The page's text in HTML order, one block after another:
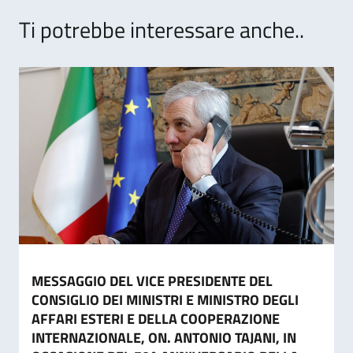
Ti potrebbe interessare anche..
MESSAGGIO DEL VICE PRESIDENTE DEL
CONSIGLIO DEI MINISTRI E MINISTRO DEGLI
AFFARI ESTERI E DELLA COOPERAZIONE
INTERNAZIONALE, ON. ANTONIO TAJANI, IN